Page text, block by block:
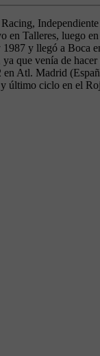
en Talleres, luego
1987 y llegó a
que venía de
Atl. Madrid
último ciclo en el